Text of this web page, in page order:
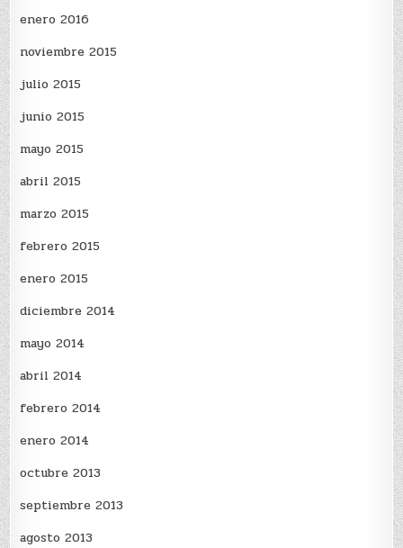
enero 2016
noviembre 2015
julio 2015
junio 2015
mayo 2015
abril 2015
marzo 2015
febrero 2015
enero 2015
diciembre 2014
mayo 2014
abril 2014
febrero 2014
enero 2014
octubre 2013
septiembre 2013
agosto 2013